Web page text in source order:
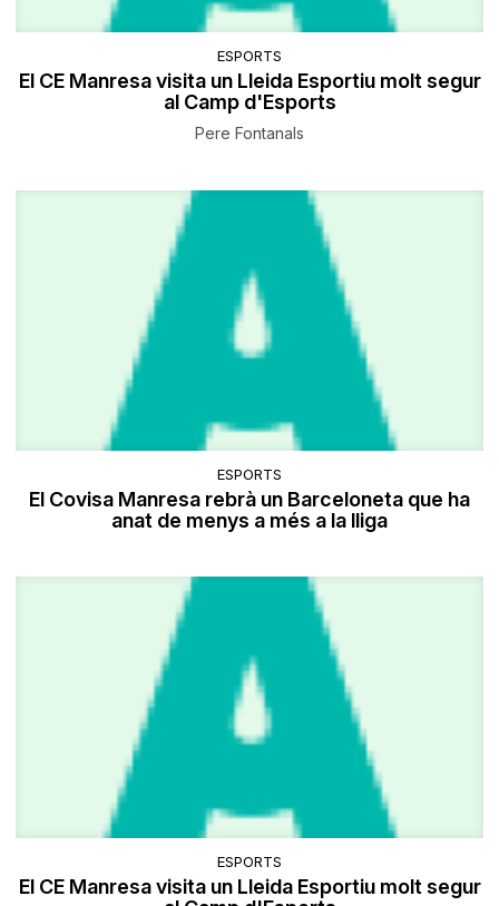
ESPORTS
El CE Manresa visita un Lleida Esportiu molt segur
al Camp d'Esports
Pere Fontanals
ESPORTS
El Covisa Manresa rebrà un Barceloneta que ha
anat de menys a més a la lliga
ESPORTS
El CE Manresa visita un Lleida Esportiu molt segur